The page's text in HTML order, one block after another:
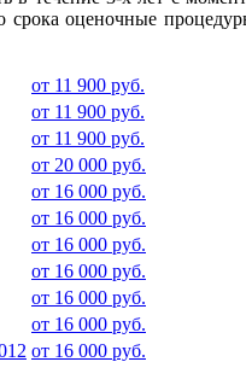
срока оценочные
от 11 900 руб.
от 11 900 руб.
от 11 900 руб.
от 20 000 руб.
от 16 000 руб.
от 16 000 руб.
от 16 000 руб.
от 16 000 руб.
от 16 000 руб.
от 16 000 руб.
от 16 000 руб.